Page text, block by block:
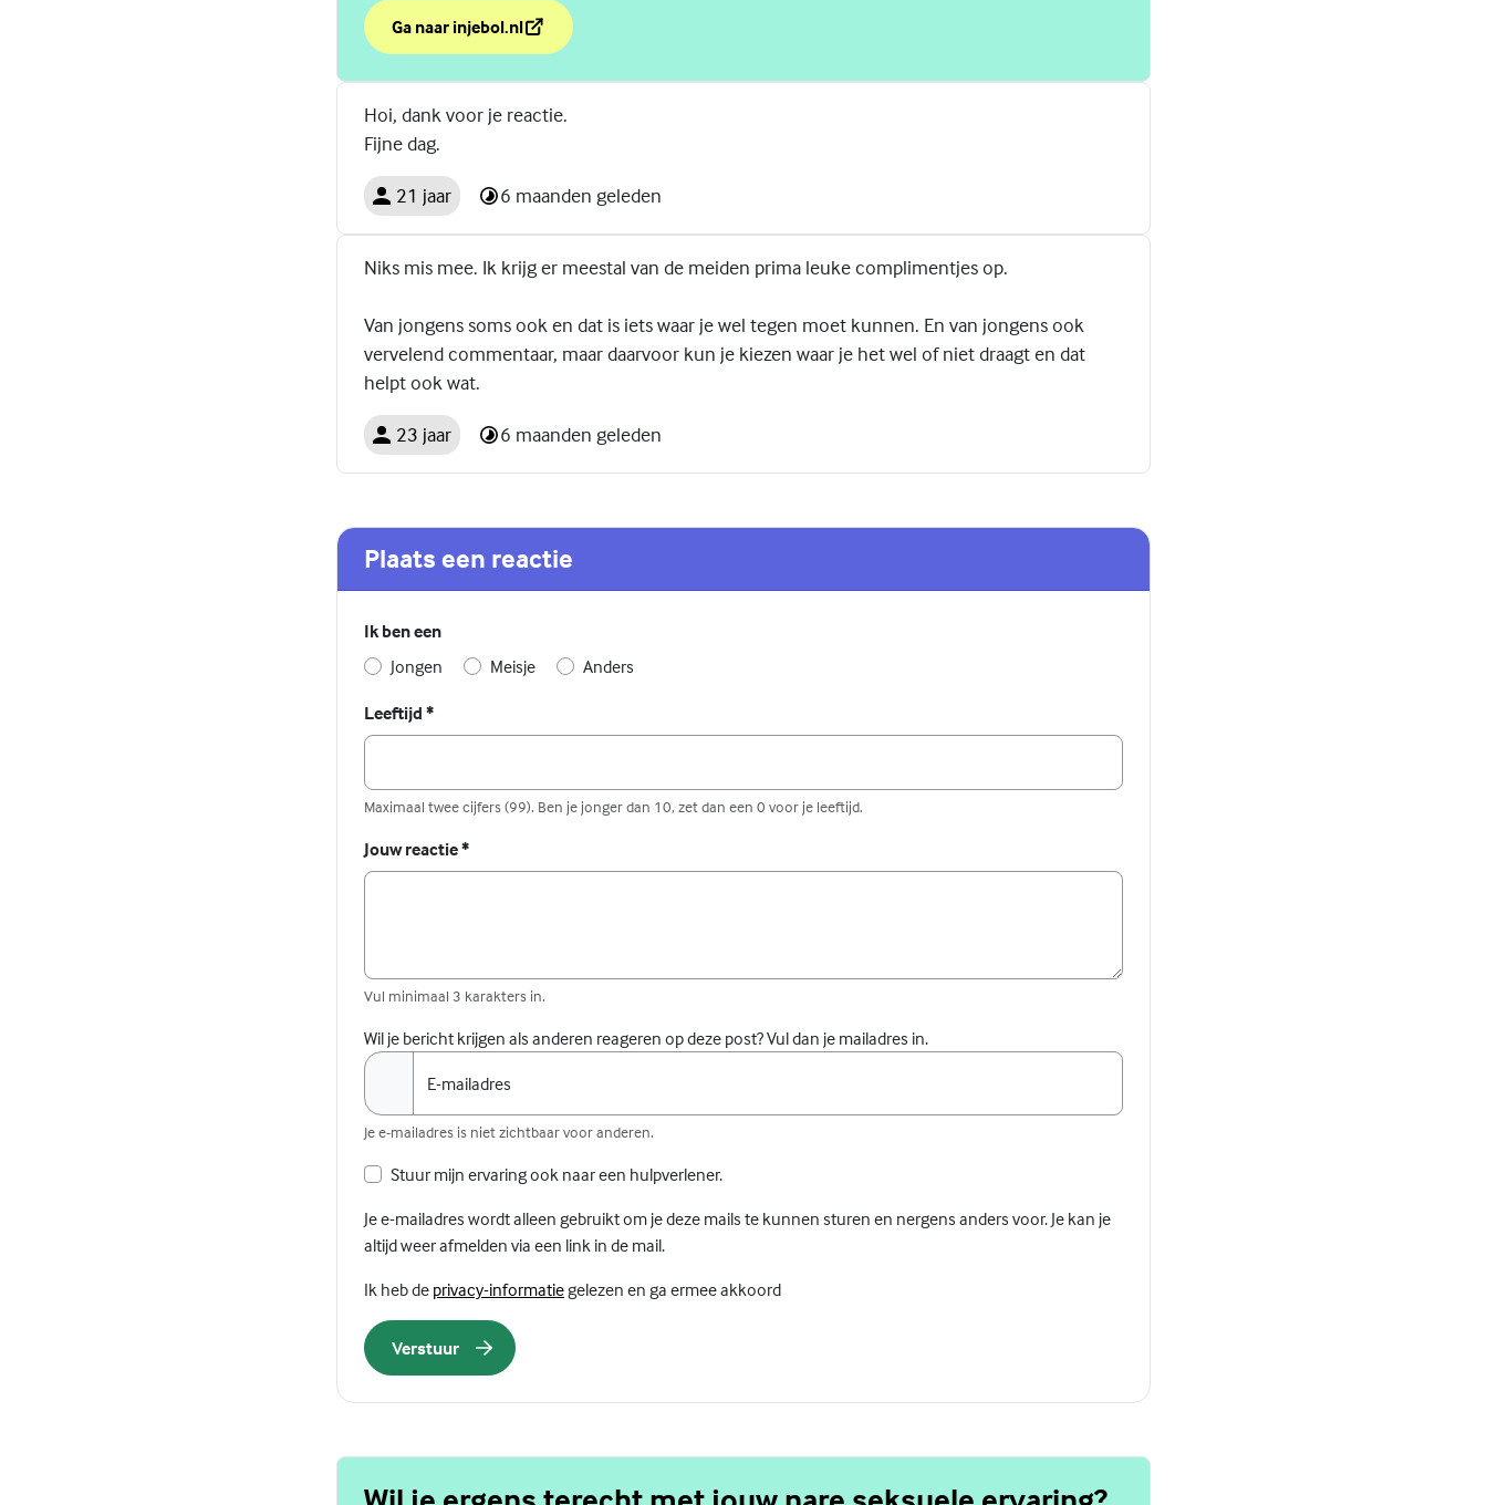
Ga naar injebol.nl
over Beter in je vel met 'In je bol'
(Externe link)
Hoi, dank voor je reactie.
Fijne dag.
21 jaar 6 maanden geleden
Niks mis mee. Ik krijg er meestal van de meiden prima leuke complimentjes op.
Van jongens soms ook en dat is iets waar je wel tegen moet kunnen. En van jongens ook
vervelend commentaar, maar daarvoor kun je kiezen waar je het wel of niet draagt en dat
helpt ook wat.
23 jaar 6 maanden geleden
Plaats een reactie
Ik ben een
Jongen
Meisje Anders
Leeftijd *
Maximaal twee cijfers (99). Ben je jonger dan 10, zet dan een 0 voor je leeftijd.
Jouw reactie*
Vul minimaal 3 karakters in.
Wil je bericht krijgen als anderen reageren op deze post? Vul dan je mailadres in.
E-mailadres
Je e-mailadres is niet zichtbaar voor anderen.
Stuur mijn ervaring ook naar een hulpverlener.
Je e-mailadres wordt alleen gebruikt om je deze mails te kunnen sturen en nergens anders voor. Je kan je
altijd weer afmelden via een link in de mail.
Ik heb de privacy-informatie(Externe link)
gelezen en ga ermee akkoord
Verstuur